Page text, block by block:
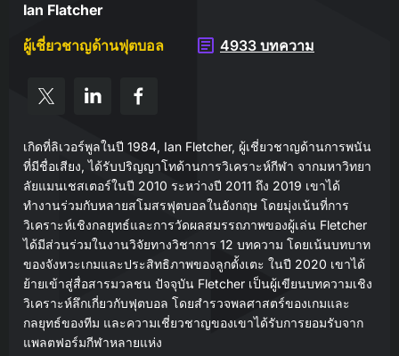
Ian Flatcher
ผู้เชี่ยวชาญด้านฟุตบอล
4933 บทความ
เกิดที่ลิเวอร์พูลในปี 1984, Ian Fletcher, ผู้เชี่ยวชาญด้านการพนัน
ที่มีชื่อเสียง, ได้รับปริญญาโทด้านการวิเคราะห์กีฬา จากมหาวิทยา
ลัยแมนเชสเตอร์ในปี 2010 ระหว่างปี 2011 ถึง 2019 เขาได้
ทำงานร่วมกับหลายสโมสรฟุตบอลในอังกฤษ โดยมุ่งเน้นที่การ
วิเคราะห์เชิงกลยุทธ์และการวัดผลสมรรถภาพของผู้เล่น Fletcher
ได้มีส่วนร่วมในงานวิจัยทางวิชาการ 12 บทความ โดยเน้นบทบาท
ของจังหวะเกมและประสิทธิภาพของลูกตั้งเตะ ในปี 2020 เขาได้
ย้ายเข้าสู่สื่อสารมวลชน ปัจจุบัน Fletcher เป็นผู้เขียนบทความเชิง
วิเคราะห์ลึกเกี่ยวกับฟุตบอล โดยสำรวจพลศาสตร์ของเกมและ
กลยุทธ์ของทีม และความเชี่ยวชาญของเขาได้รับการยอมรับจาก
แพลตฟอร์มกีฬาหลายแห่ง